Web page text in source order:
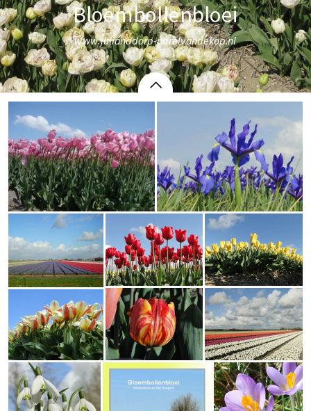
Bloembollenbloei
www.julianadorp-parelvandekop.nl